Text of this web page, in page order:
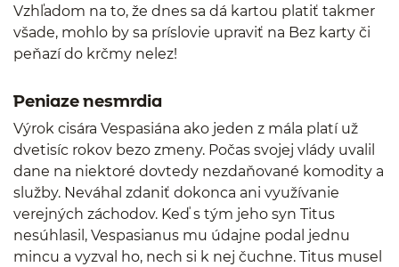
Vzhľadom na to, že dnes sa dá kartou platiť takmer
všade, mohlo by sa príslovie upraviť na Bez karty či
peňazí do krčmy nelez!
Peniaze nesmrdia
Výrok cisára Vespasiána ako jeden z mála platí už
dvetisíc rokov bezo zmeny. Počas svojej vlády uvalil
dane na niektoré dovtedy nezdaňované komodity a
služby. Neváhal zdaniť dokonca ani využívanie
verejných záchodov. Keď s tým jeho syn Titus
nesúhlasil, Vespasianus mu údajne podal jednu
mincu a vyzval ho, nech si k nej čuchne. Titus musel